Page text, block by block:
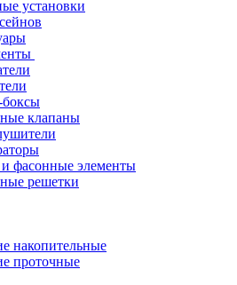
установки
клапаны
фасонные элементы
решетки
накопительные
проточные